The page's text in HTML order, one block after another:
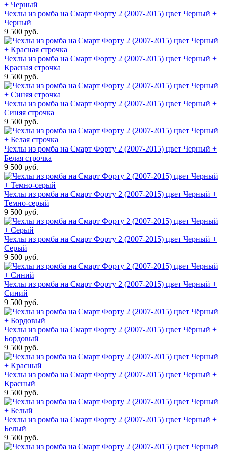
Чехлы из ромба на Смарт Форту 2 (2007-2015) цвет Черный +
Черный
9 500 руб.
Чехлы из ромба на Смарт Форту 2 (2007-2015) цвет Черный +
Красная строчка
9 500 руб.
Чехлы из ромба на Смарт Форту 2 (2007-2015) цвет Черный +
Синяя строчка
9 500 руб.
Чехлы из ромба на Смарт Форту 2 (2007-2015) цвет Черный +
Белая строчка
9 500 руб.
Чехлы из ромба на Смарт Форту 2 (2007-2015) цвет Черный +
Темно-серый
9 500 руб.
Чехлы из ромба на Смарт Форту 2 (2007-2015) цвет Черный +
Серый
9 500 руб.
Чехлы из ромба на Смарт Форту 2 (2007-2015) цвет Черный +
Синий
9 500 руб.
Чехлы из ромба на Смарт Форту 2 (2007-2015) цвет Чёрный +
Бордовый
9 500 руб.
Чехлы из ромба на Смарт Форту 2 (2007-2015) цвет Черный +
Красный
9 500 руб.
Чехлы из ромба на Смарт Форту 2 (2007-2015) цвет Черный +
Белый
9 500 руб.